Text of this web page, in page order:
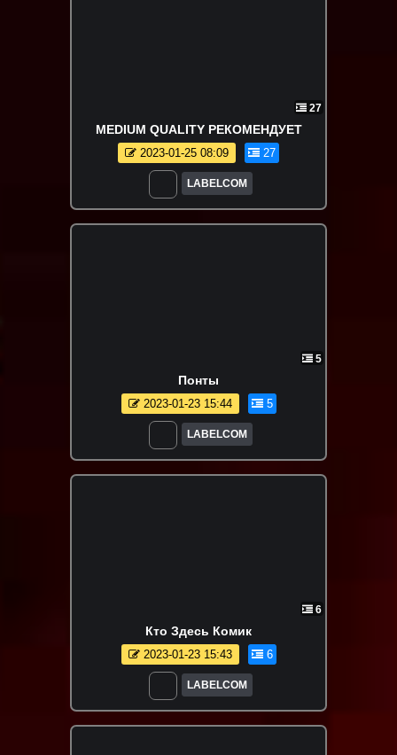
27
MEDIUM QUALITY РЕКОМЕНДУЕТ
2023-01-25 08:09 27
LABELCOM
5
Понты
2023-01-23 15:44 5
LABELCOM
6
Кто Здесь Комик
2023-01-23 15:43 6
LABELCOM